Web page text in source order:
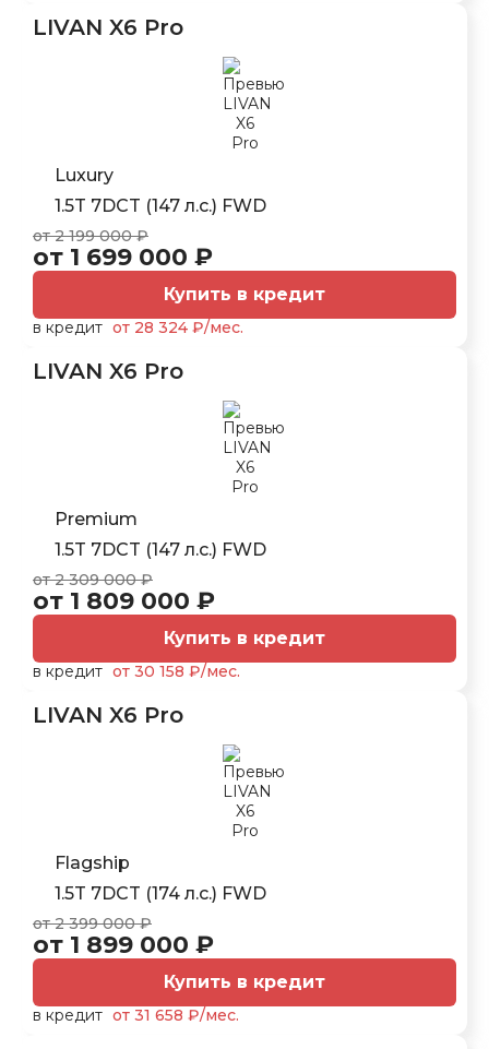
LIVAN X6 Pro
Luxury
1.5T 7DCT (147 л.с.) FWD
от 2 199 000 ₽
от 1 699 000 ₽
Купить в кредит
в кредит от 28 324 ₽/мес.
LIVAN X6 Pro
Premium
1.5T 7DCT (147 л.с.) FWD
от 2 309 000 ₽
от 1 809 000 ₽
Купить в кредит
в кредит от 30 158 ₽/мес.
LIVAN X6 Pro
Flagship
1.5T 7DCT (174 л.с.) FWD
от 2 399 000 ₽
от 1 899 000 ₽
Купить в кредит
в кредит от 31 658 ₽/мес.